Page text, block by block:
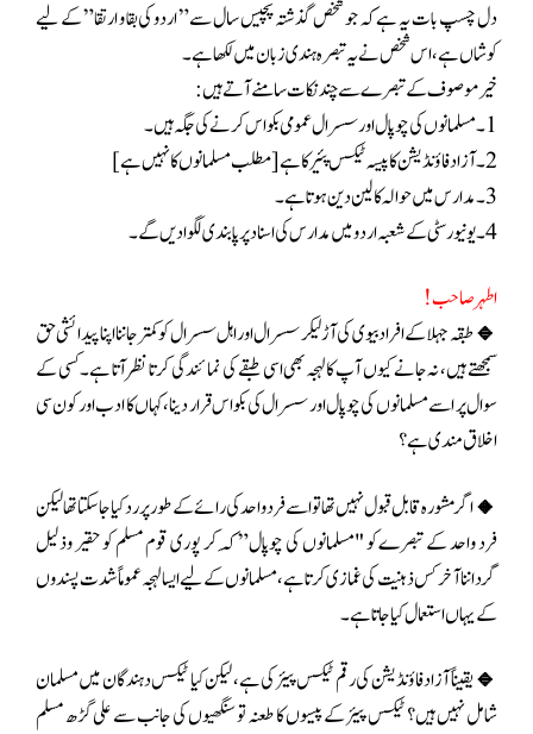
دل چسپ بات یہ ہے کہ جو شخص گذشتہ پچیس سال سے” اردو کی بقا و ارتقا” کے لیے
کوشاں ہے، اس شخص نے یہ تبصرہ ہندی زبان میں لکھا ہے۔
خیر موصوف کے تبصرے سے چند نکات سامنے آتے ہیں:
1۔مسلمانوں کی چوپال اور سسرال عمومی بکواس کرنے کی جگہ ہیں۔
2۔آزاد فاؤنڈیشن کا پیسہ ٹیکس پئیر کا ہے [مطلب مسلمانوں کا نہیں ہے]
3۔مدارس میں حوالہ کا لین دین ہوتا ہے۔
4۔یونیورسٹی کے شعبہ اردو میں مدارس کی اسناد پر پابندی لگوا دیں گے۔
اطہر صاحب!
🔹طبقہ جہلا کے افراد بیوی کی آڑ لیکر سسرال اور اہل سسرال کو کمتر جاننا اپنا پیدائشی حق
سمجھتے ہیں، نہ جانے کیوں آپ کا لہجہ بھی اسی طبقے کی نمائندگی کرتا نظر آتا ہے۔کسی کے
سوال پر اسے مسلمانوں کی چوپال اور سسرال کی بکواس قرار دینا، کہاں کا ادب اور کون سی
اخلاق مندی ہے؟
🔸اگر مشورہ قابل قبول نہیں تھا تو اسے فرد واحد کی رائے کے طور پر رد کیا جا سکتا تھا لیکن
فرد واحد کے تبصرے کو "مسلمانوں کی چوپال” کَہ کر پوری قوم مسلم کو حقیر وذلیل
گرداننا آخر کس ذہنیت کی غمازی کرتا ہے، مسلمانوں کے لیے ایسا لہجہ عموماً شدت پسندوں
کے یہاں استعمال کیا جاتا ہے۔
🔹یقیناً آزاد فاؤنڈیشن کی رقم ٹیکس پیئر کی ہے، لیکن کیا ٹیکس دہندگان میں مسلمان
شامل نہیں ہیں؟ ٹیکس پیئر کے پیسوں کا طعنہ تو سنگھیوں کی جانب سے علی گڑھ مسلم